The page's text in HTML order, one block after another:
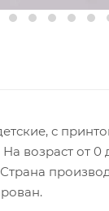
с
возраст от 0